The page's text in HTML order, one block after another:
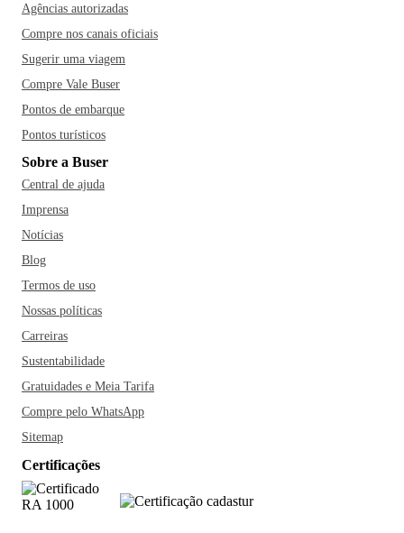
Agências autorizadas
Compre nos canais oficiais
Sugerir uma viagem
Compre Vale Buser
Pontos de embarque
Pontos turísticos
Sobre a Buser
Central de ajuda
Imprensa
Notícias
Blog
Termos de uso
Nossas políticas
Carreiras
Sustentabilidade
Gratuidades e Meia Tarifa
Compre pelo WhatsApp
Sitemap
Certificações